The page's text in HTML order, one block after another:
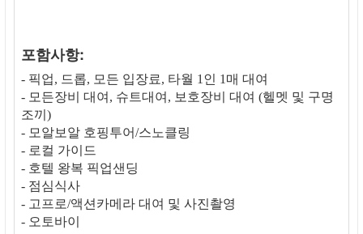
포함사항:
- 픽업, 드롭, 모든 입장료, 타월 1인 1매 대여
- 모든장비 대여, 슈트대여, 보호장비 대여 (헬멧 및 구명
조끼)
- 모알보알 호핑투어/스노클링
- 로컬 가이드
- 호텔 왕복 픽업샌딩
- 점심식사
- 고프로/액션카메라 대여 및 사진촬영
- 오토바이